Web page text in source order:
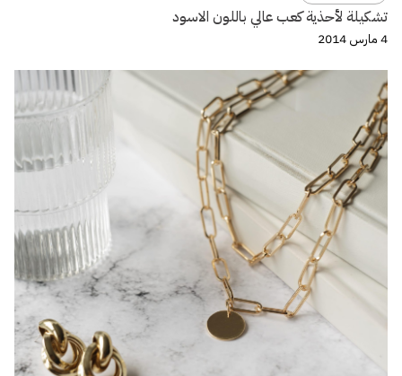
تشكيلة لأحذية كعب عالي باللون الاسود
4 مارس 2014